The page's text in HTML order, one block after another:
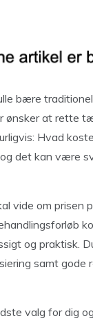
bære
ønsker at rette
Hvad
det kan være
vide om prisen
og praktisk.
samt gode
valg for dig